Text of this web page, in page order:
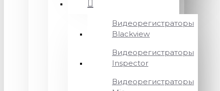
Видеорегистраторы
Blackview
Видеорегистраторы
Inspector
Видеорегистраторы